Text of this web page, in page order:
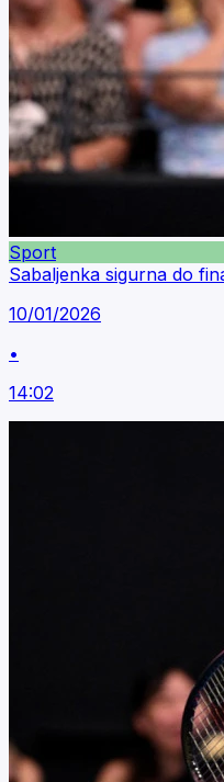
Sport
Sabaljenka sigurna do
10/01/2026
•
14:02